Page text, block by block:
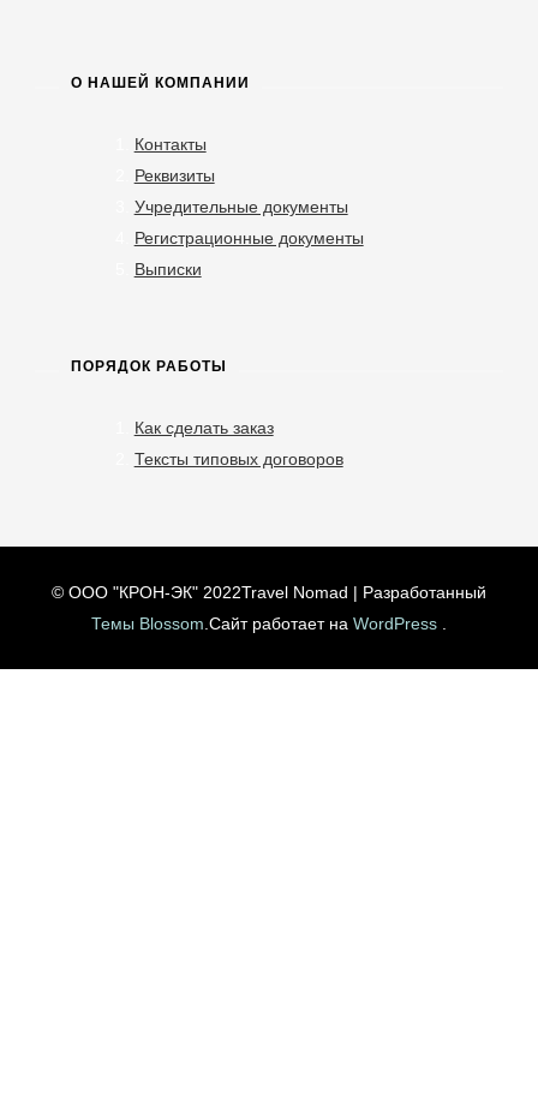
О НАШЕЙ КОМПАНИИ
Контакты
Реквизиты
Учредительные документы
Регистрационные документы
Выписки
ПОРЯДОК РАБОТЫ
Как сделать заказ
Тексты типовых договоров
© ООО "КРОН-ЭК" 2022Travel Nomad | Разработанный
Темы Blossom .Сайт работает на WordPress